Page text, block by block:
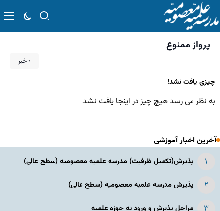
پرواز ممنوع
۰ خبر
چیزی یافت نشد!
به نظر می رسد هیچ چیز در اینجا یافت نشد!
آخرین اخبار آموزشی
پذیرش(تکمیل ظرفیت) مدرسه علمیه معصومیه‌ (سطح عالی)
پذیرش مدرسه علمیه معصومیه‌ (سطح عالی)
مراحل پذیرش و ورود به حوزه علمیه